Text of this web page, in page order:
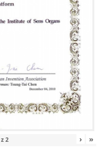
z2 › »